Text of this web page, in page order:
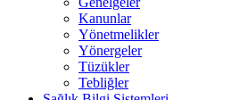
Kanunlar
Yönetmelikler
Yönergeler
Tüzükler
Tebliğler